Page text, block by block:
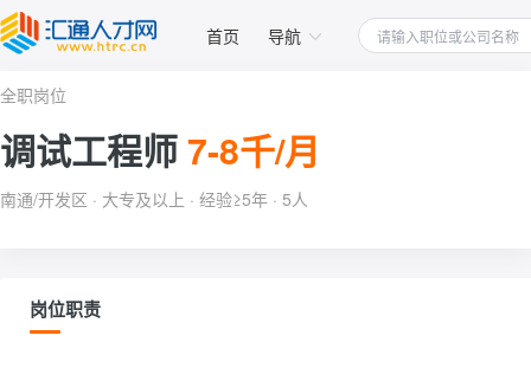
首页 导航
全职岗位
调试工程师7-8千/月
南通/开发区 · 大专及以上 · 经验≥5年 · 5人
岗位职责